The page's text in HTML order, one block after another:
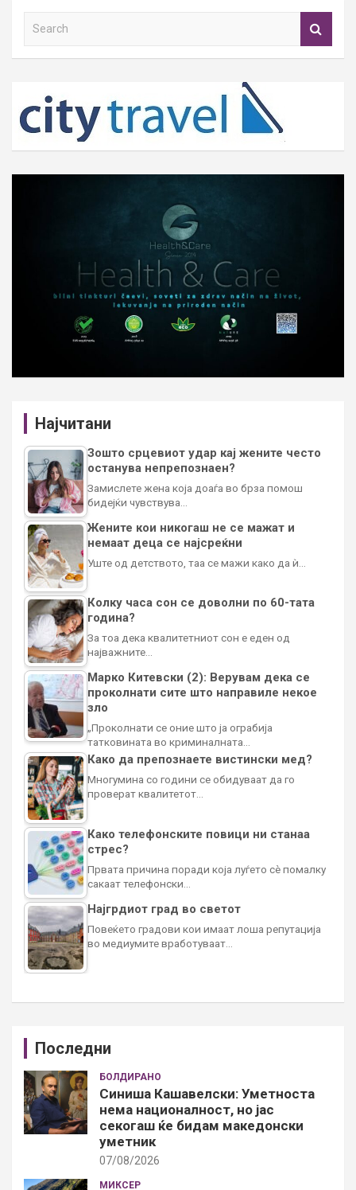
h
Најчитани
Зошто срцевиот удар кај жените често
останува непрепознаен?
Замислете жена која доаѓа во брза помош
бидејќи чувствува…
Жените кои никогаш не се мажат и
немаат деца се најсреќни
Уште од детството, таа се мажи како да ѝ…
Колку часа сон се доволни по 60-тата
година?
За тоа дека квалитетниот сон е еден од
најважните…
Марко Китевски (2): Верувам дека се
проколнати сите што направиле некое
зло
„Проколнати се оние што ја ограбија
татковината во криминалната…
Како да препознаете вистински мед?
Многумина со години се обидуваат да го
проверат квалитетот…
Како телефонските повици ни станаа
стрес?
Првата причина поради која луѓето сè помалку
сакаат телефонски…
Најгрдиот град во светот
Повеќето градови кои имаат лоша репутација
во медиумите вработуваат…
Последни
БОЛДИРАНО
Синиша Кашавелски: Уметноста
нема националност, но јас
секогаш ќе бидам македонски
уметник
07/08/2026
МИКСЕР